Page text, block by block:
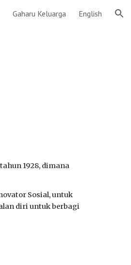
Gaharu Keluarga English
1928, dimana
Sosial, untuk
diri untuk berbagi